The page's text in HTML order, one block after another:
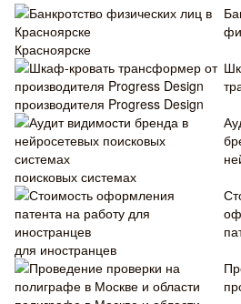
Красноярске
производителя Progress Design
поисковых системах
для иностранцев